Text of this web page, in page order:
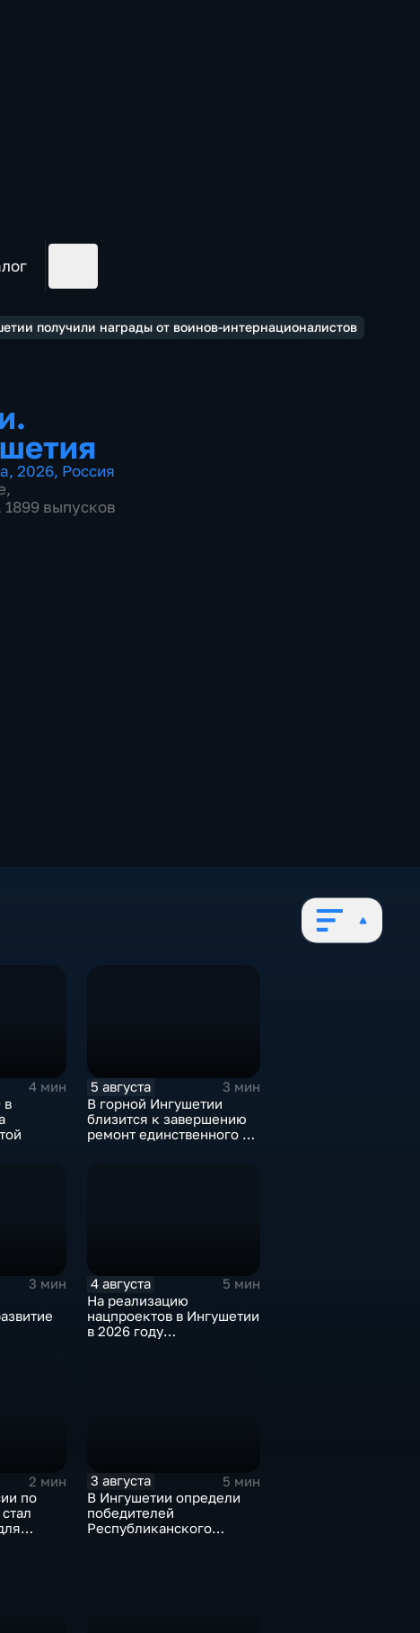
получили награды от воинов-интернационалистов
, 2026, Россия
,
1899 выпусков
4 мин
в
5 августа
3 мин
В горной Ингушетии
близится к завершению
ремонт единственного в
3 мин
4 августа
5 мин
На реализацию
нацпроектов в Ингушетии
в 2026 году
2 мин
по
3 августа
5 мин
В Ингушетии определи
победителей
Республиканского